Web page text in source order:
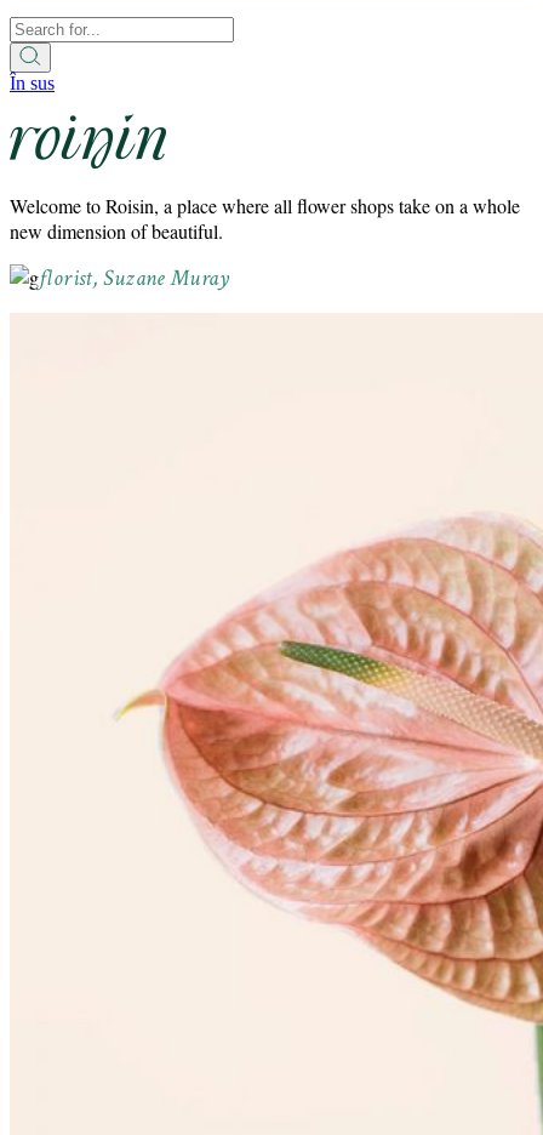
În sus
Welcome to Roisin, a place where all flower shops take on a whole
new dimension of beautiful.
florist, Suzane Muray